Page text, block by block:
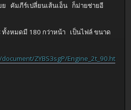
ย คัมภีร์เปลี่ยนเส้นเอ็น ก็ม่ายช่ายอี
ทั้งหมดมี 180 กว่าหน้า เป็นไฟล์ ขนาด
ZYBS3sgP/Engine_2t_90.ht